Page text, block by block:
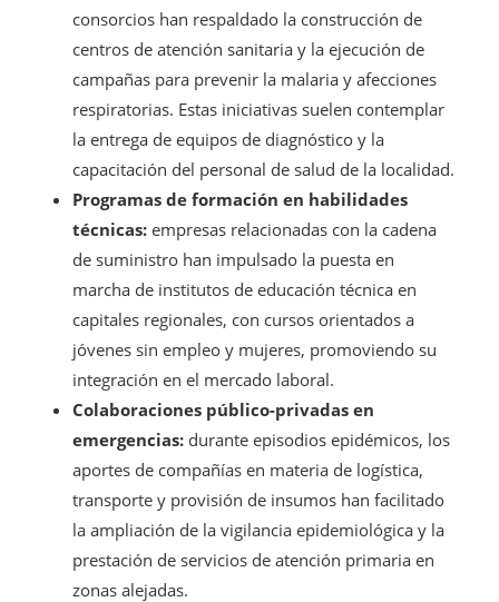
consorcios han respaldado la construcción de
centros de atención sanitaria y la ejecución de
campañas para prevenir la malaria y afecciones
respiratorias. Estas iniciativas suelen contemplar
la entrega de equipos de diagnóstico y la
capacitación del personal de salud de la localidad.
Programas de formación en habilidades
técnicas: empresas relacionadas con la cadena
de suministro han impulsado la puesta en
marcha de institutos de educación técnica en
capitales regionales, con cursos orientados a
jóvenes sin empleo y mujeres, promoviendo su
integración en el mercado laboral.
Colaboraciones público-privadas en
emergencias: durante episodios epidémicos, los
aportes de compañías en materia de logística,
transporte y provisión de insumos han facilitado
la ampliación de la vigilancia epidemiológica y la
prestación de servicios de atención primaria en
zonas alejadas.